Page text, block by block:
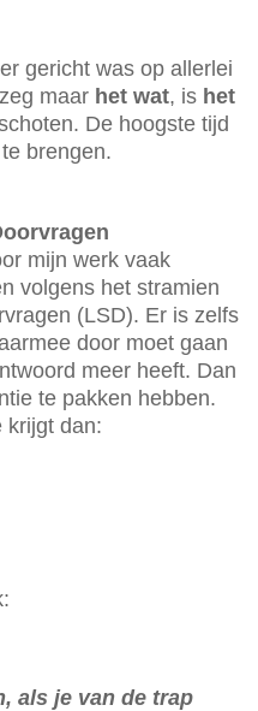
gericht was op allerlei
maar het wat, is het
De hoogste tijd
brengen.
mijn werk vaak
volgens het stramien
(LSD). Er is zelfs
door moet gaan
meer heeft. Dan
te pakken hebben.
krijgt dan:
als je van de trap